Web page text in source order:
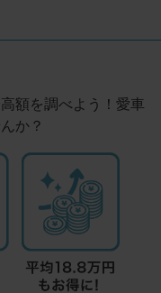
額を調べよう！愛車
か？